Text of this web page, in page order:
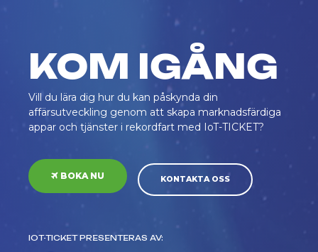
KOM IGÅNG
Vill du lära dig hur du kan påskynda din
affärsutveckling genom att skapa marknadsfärdiga
appar och tjänster i rekordfart med IoT-TICKET?
BOKA NU KONTAKTA OSS
IOT-TICKET PRESENTERAS AV: